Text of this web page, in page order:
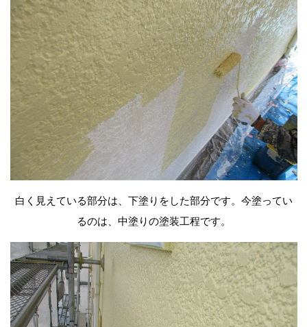
白く見えている部分は、下塗りをした部分です。今塗ってい
るのは、中塗りの塗装工程です。